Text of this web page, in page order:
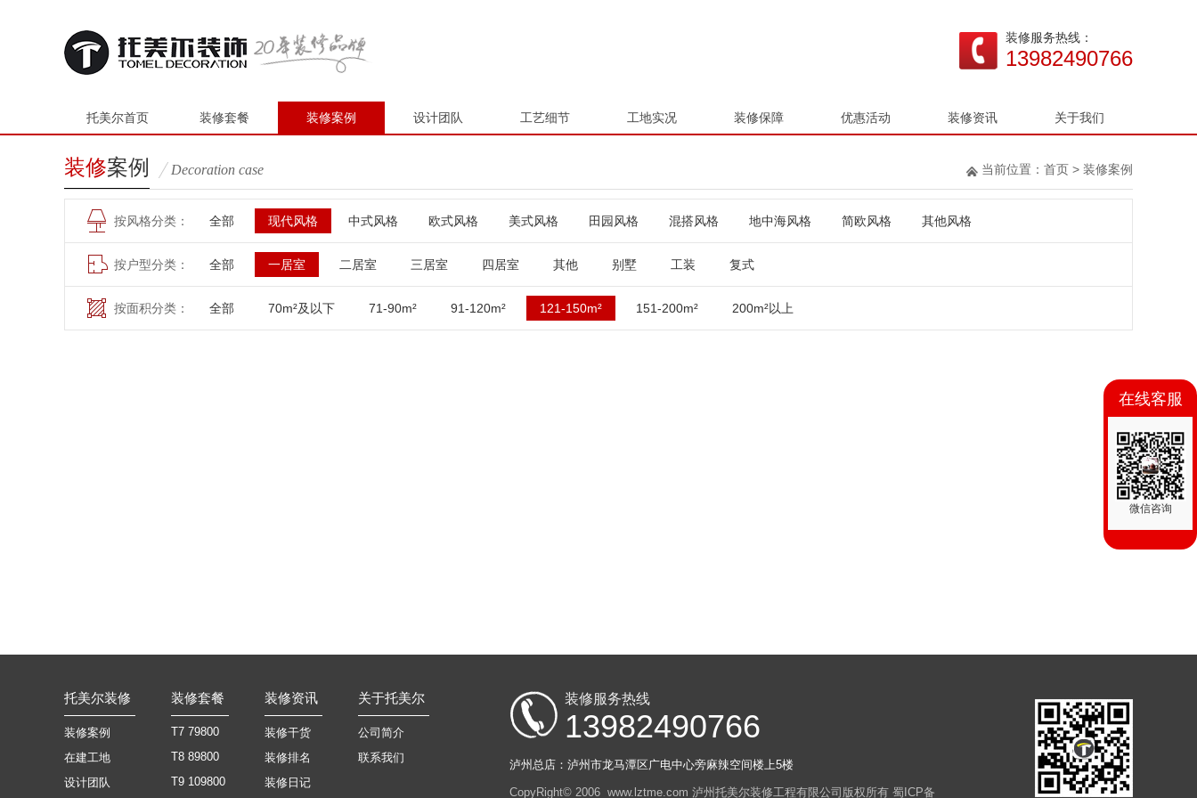
装修服务热线：
13982490766
托美尔首页 装修套餐 装修案例 设计团队 工艺细节 工地实况 装修保障 优惠活动 装修资讯 关于我们
装修案例 Decoration case 当前位置： 首页 > 装修案例
按风格分类： 全部 现代风格 中式风格 欧式风格 美式风格 田园风格 混搭风格 地中海风格 简欧风格 其他风格
按户型分类： 全部 一居室 二居室 三居室 四居室 其他 别墅 工装 复式
按面积分类： 全部 70m²及以下 71-90m² 91-120m² 121-150m² 151-200m² 200m²以上
托美尔装修
装修案例
在建工地
设计团队
装修套餐
T7 79800
T8 89800
T9 109800
装修资讯
装修干货
装修排名
装修日记
关于托美尔
公司简介
联系我们
装修服务热线
13982490766
泸州总店：泸州市龙马潭区广电中心旁麻辣空间楼上5楼
CopyRight© 2006 www.lztme.com 泸州托美尔装修工程有限公司版权所有 蜀ICP备
在线客服
微信咨询